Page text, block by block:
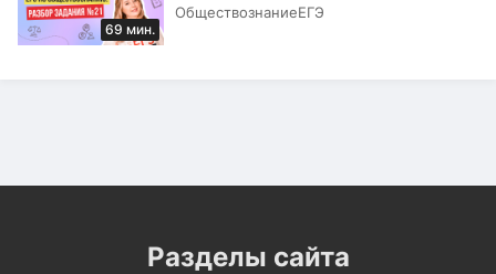
69 мин.
ОбществознаниеЕГЭ
Разделы сайта